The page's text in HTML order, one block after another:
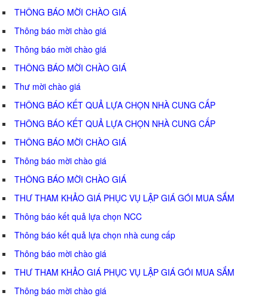
THÔNG BÁO MỜI CHÀO GIÁ
Thông báo mời chào giá
Thông báo mời chào giá
THÔNG BÁO MỜI CHÀO GIÁ
Thư mời chào giá
THÔNG BÁO KẾT QUẢ LỰA CHỌN NHÀ CUNG CẤP
THÔNG BÁO KẾT QUẢ LỰA CHỌN NHÀ CUNG CẤP
THÔNG BÁO MỜI CHÀO GIÁ
Thông báo mời chào giá
THÔNG BÁO MỜI CHÀO GIÁ
THƯ THAM KHẢO GIÁ PHỤC VỤ LẬP GIÁ GÓI MUA SẮM
Thông báo kết quả lựa chọn NCC
Thông báo kết quả lựa chọn nhà cung cấp
Thông báo mời chào giá
THƯ THAM KHẢO GIÁ PHỤC VỤ LẬP GIÁ GÓI MUA SẮM
Thông báo mời chào giá